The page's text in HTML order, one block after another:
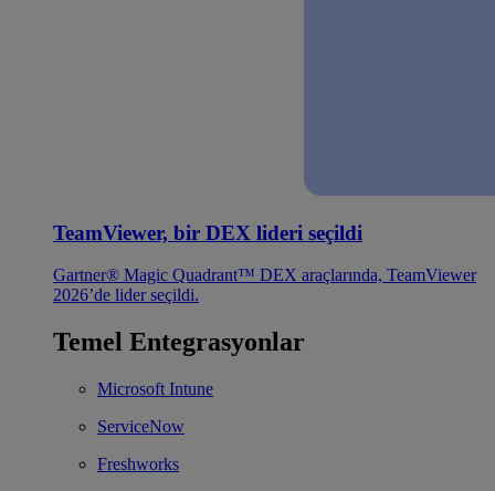
TeamViewer, bir DEX lideri seçildi
Gartner® Magic Quadrant™ DEX araçlarında, TeamViewer
2026’de lider seçildi.
Temel Entegrasyonlar
Microsoft Intune
ServiceNow
Freshworks